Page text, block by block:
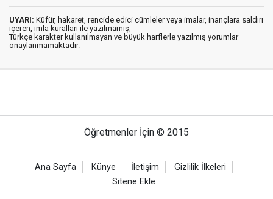
UYARI: Küfür, hakaret, rencide edici cümleler veya imalar, inançlara saldırı
içeren, imla kuralları ile yazılmamış,
Türkçe karakter kullanılmayan ve büyük harflerle yazılmış yorumlar
onaylanmamaktadır.
Öğretmenler İçin © 2015
Ana Sayfa Künye İletişim
Gizlilik İlkeleri
Sitene Ekle